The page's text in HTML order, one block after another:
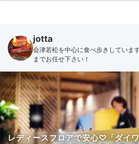
jotta
会津若松を中心に食べ歩きしていま
までお任せ下さい！
レディースフロアで安心♡「ダイ